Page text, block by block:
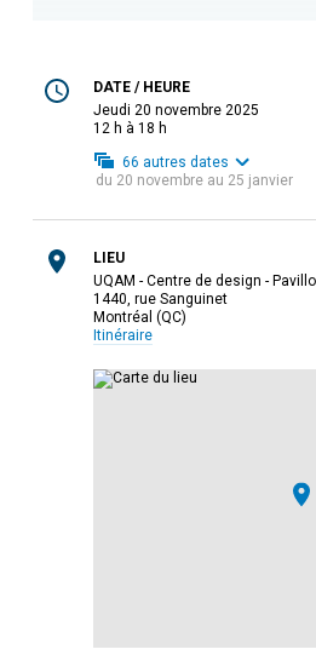
DATE / HEURE
jeudi 20 novembre 2025
12 h à 18 h
66 autres dates
du 20 novembre au 25 janvier
LIEU
UQAM - Centre de design -
1440, rue Sanguinet
Montréal (QC)
Itinéraire